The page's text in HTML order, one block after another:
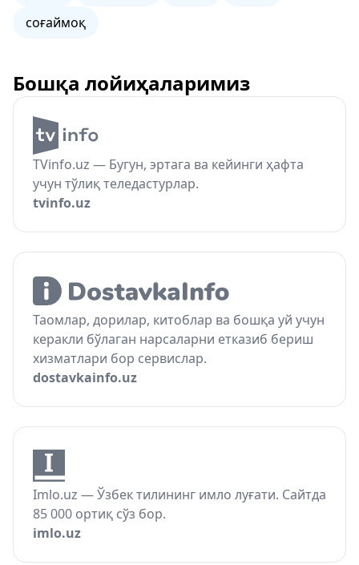
соғаймоқ
Бошқа лойиҳаларимиз
TVinfo.uz — Бугун, эртага ва кейинги ҳафта
учун тўлиқ теледастурлар.
tvinfo.uz
Таомлар, дорилар, китоблар ва бошқа уй учун
керакли бўлаган нарсаларни етказиб бериш
хизматлари бор сервислар.
dostavkainfo.uz
Imlo.uz — Ўзбек тилининг имло луғати. Сайтда
85 000 ортиқ сўз бор.
imlo.uz